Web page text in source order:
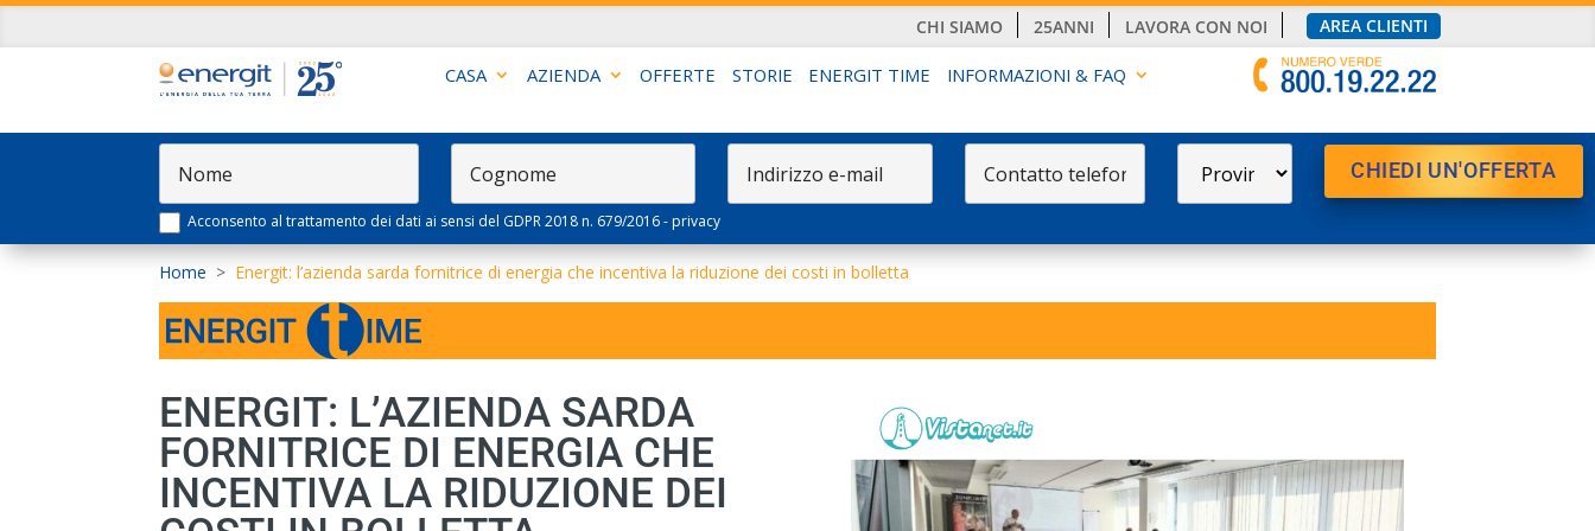
CHI SIAMO 25ANNI LAVORA CON NOI AREA CLIENTI
CASA AZIENDA OFFERTE STORIE ENERGIT TIME INFORMAZIONI & FAQ
Acconsento al trattamento dei dati ai sensi del GDPR 2018 n. 679/2016 -privacy
Home > Energit: l’azienda sarda fornitrice di energia che incentiva la riduzione dei costi in bolletta
ENERGIT: L’AZIENDA SARDA
FORNITRICE DI ENERGIA CHE
INCENTIVA LA RIDUZIONE DEI